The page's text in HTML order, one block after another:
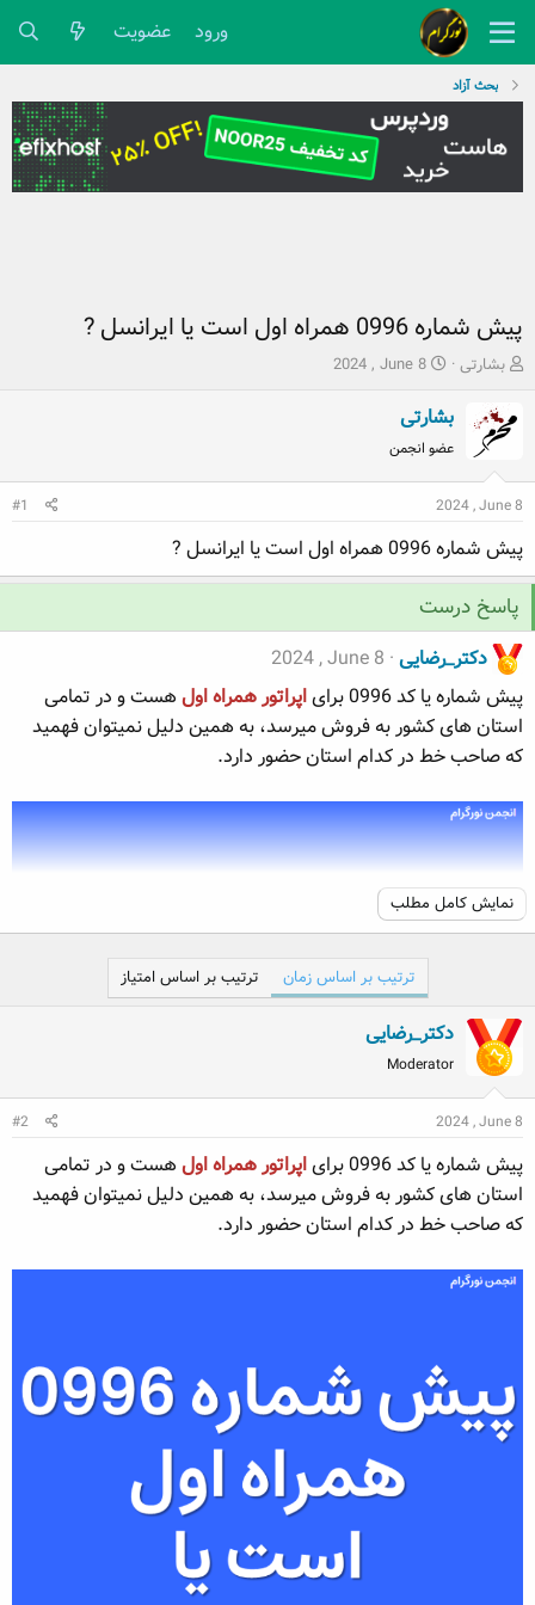
ورود عضویت
بحث آزاد
پیش شماره 0996 همراه اول است یا ایرانسل ?
ش
و
ع
ن
ن
ه
م
و
ض
و
ع
بشارتی
ت
ر
ی
خ
ش
ع
2024 , June 8
بشارتی
عضو انجمن
2024 , June 8
#1
پیش شماره 0996 همراه اول است یا ایرانسل ?
پاسخ درست
دکتر_رضایی 2024 , June 8
پیش شماره یا کد 0996 برای
اپراتور همراه اول هست و در تمامی
استان های کشور به فروش میرسد، به همین دلیل نمیتوان فهمید
که صاحب خط در کدام استان حضور دارد.
نمایش کامل مطلب
ترتیب بر اساس زمان ترتیب بر اساس امتیاز
دکتر_رضایی
Moderator
2024 , June 8
#2
پیش شماره یا کد 0996 برای اپراتور همراه اول هست و در تمامی
استان های کشور به فروش میرسد، به همین دلیل نمیتوان فهمید
که صاحب خط در کدام استان حضور دارد.